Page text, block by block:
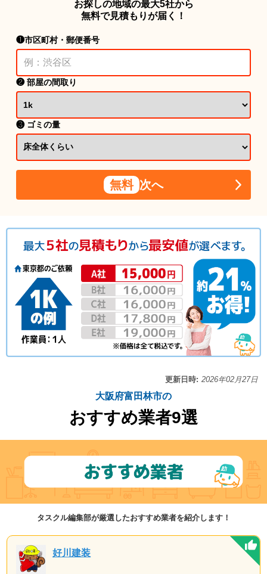
お探しの地域の最大5社から
無料で見積もりが届く！
❶市区町村・郵便番号
❷ 部屋の間取り
❸ ゴミの量
無料 次へ
更新日時: 2026年02月27日
大阪府富田林市の
おすすめ業者9選
タスクル編集部が厳選したおすすめ業者を紹介します！
好川建装